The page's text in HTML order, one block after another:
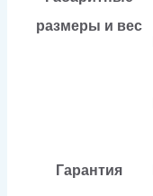
размеры и вес
Гарантия